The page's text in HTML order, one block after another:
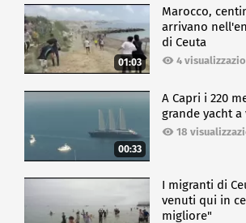
01:03
Marocco,
arrivano
di Ceuta
4
00:33
A Capri i 220
grande yacht
18
I migranti di
venuti qui in
migliore"